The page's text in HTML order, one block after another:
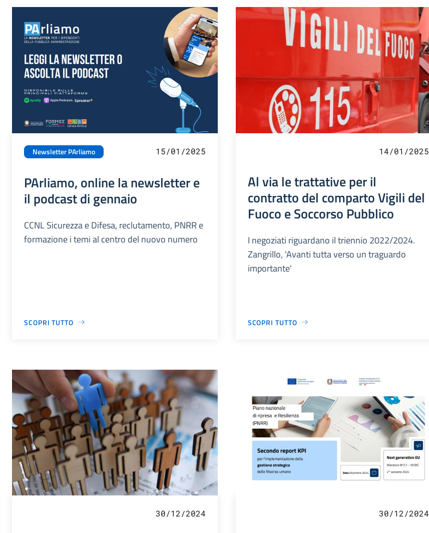
Newsletter PArliamo 15/01/2025
PArliamo, online la newsletter e
il podcast di gennaio
CCNL Sicurezza e Difesa, reclutamento, PNRR e
formazione i temi al centro del nuovo numero
SCOPRI TUTTO
14/01/2025
Al via le trattative per il
contratto del comparto Vigili del
Fuoco e Soccorso Pubblico
I negoziati riguardano il triennio 2022/2024.
Zangrillo, 'Avanti tutta verso un traguardo
importante'
SCOPRI TUTTO
30/12/2024 30/12/2024